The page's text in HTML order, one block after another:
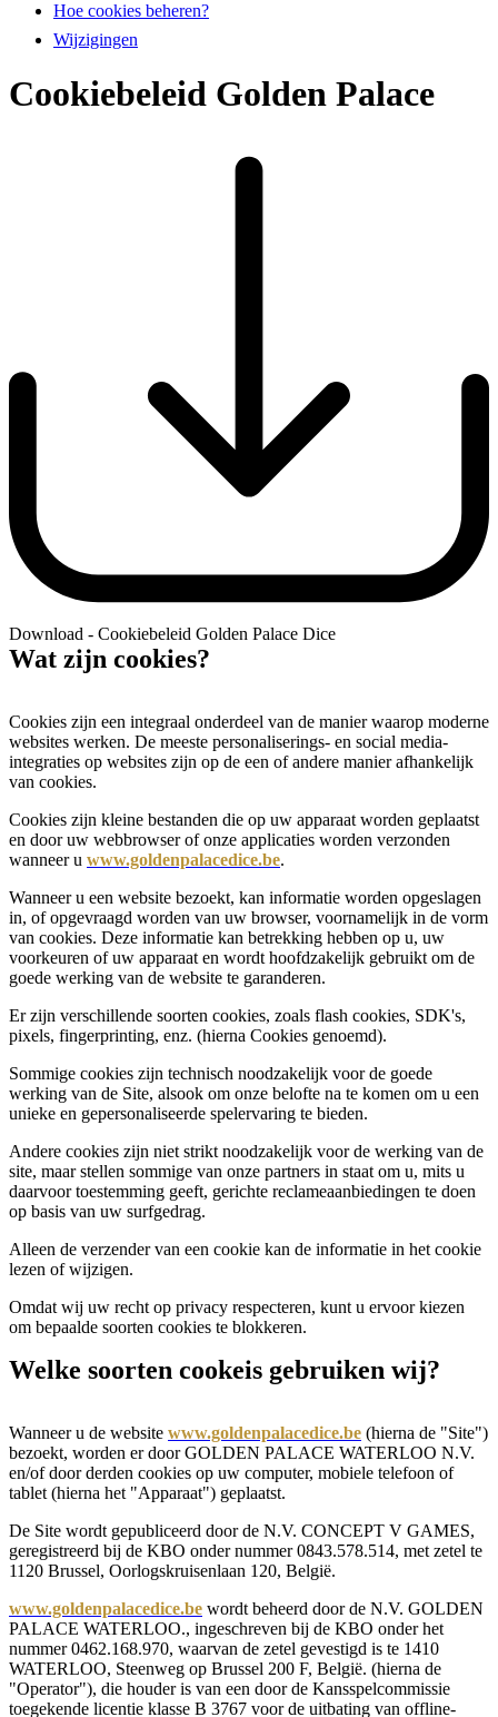
Hoe cookies beheren?
Wijzigingen
Cookiebeleid Golden Palace
Download - Cookiebeleid Golden Palace Dice
Wat zijn cookies?
Cookies zijn een integraal onderdeel van de manier waarop moderne
websites werken. De meeste personaliserings- en social media-
integraties op websites zijn op de een of andere manier afhankelijk
van cookies.
Cookies zijn kleine bestanden die op uw apparaat worden geplaatst
en door uw webbrowser of onze applicaties worden verzonden
wanneer u www.goldenpalacedice.be.
Wanneer u een website bezoekt, kan informatie worden opgeslagen
in, of opgevraagd worden van uw browser, voornamelijk in de vorm
van cookies. Deze informatie kan betrekking hebben op u, uw
voorkeuren of uw apparaat en wordt hoofdzakelijk gebruikt om de
goede werking van de website te garanderen.
Er zijn verschillende soorten cookies, zoals flash cookies, SDK's,
pixels, fingerprinting, enz. (hierna Cookies genoemd).
Sommige cookies zijn technisch noodzakelijk voor de goede
werking van de Site, alsook om onze belofte na te komen om u een
unieke en gepersonaliseerde spelervaring te bieden.
Andere cookies zijn niet strikt noodzakelijk voor de werking van de
site, maar stellen sommige van onze partners in staat om u, mits u
daarvoor toestemming geeft, gerichte reclameaanbiedingen te doen
op basis van uw surfgedrag.
Alleen de verzender van een cookie kan de informatie in het cookie
lezen of wijzigen.
Omdat wij uw recht op privacy respecteren, kunt u ervoor kiezen
om bepaalde soorten cookies te blokkeren.
Welke soorten cookeis gebruiken wij?
Wanneer u de website www.goldenpalacedice.be (hierna de "Site")
bezoekt, worden er door GOLDEN PALACE WATERLOO N.V.
en/of door derden cookies op uw computer, mobiele telefoon of
tablet (hierna het "Apparaat") geplaatst.
De Site wordt gepubliceerd door de N.V. CONCEPT V GAMES,
geregistreerd bij de KBO onder nummer 0843.578.514, met zetel te
1120 Brussel, Oorlogskruisenlaan 120, België.
www.goldenpalacedice.be wordt beheerd door de N.V. GOLDEN
PALACE WATERLOO., ingeschreven bij de KBO onder het
nummer 0462.168.970, waarvan de zetel gevestigd is te 1410
WATERLOO, Steenweg op Brussel 200 F, België. (hierna de
"Operator"), die houder is van een door de Kansspelcommissie
toegekende licentie klasse B 3767 voor de uitbating van offline-